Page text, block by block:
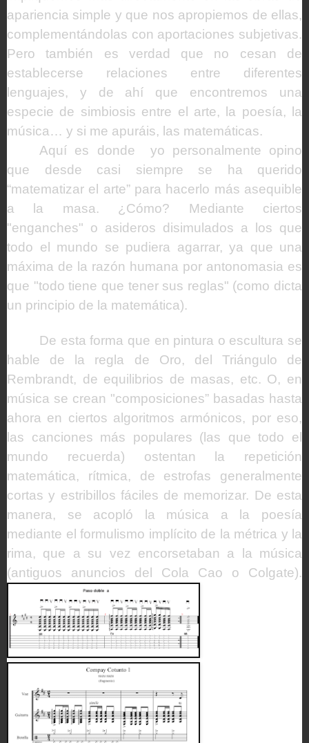
apariencia simple y que nos apropiemos de ellas,
complementándolas con aportaciones subjetivas.
Pero también es verdad que no cesan de
establecerse relaciones entre diferentes
lenguajes, y de ahí que encontremos una
especie de simbiosis entre el arte, la poesía, la
música… y si me apuráis, las matemáticas.
Aquí es donde
yo personalmente opino
que desde casi siempre se ha querido
“matematizar el arte” para hacerlo más asequible
a la masa. ¿Cómo? Mediante ciertos
"enganches" o asideros disimulados a los que
todo el mundo se pudiera agarrar, ya que una
máxima de la razón humana por antonomasia es
que "todo tiene que tener sus reglas" (como dicta
un principio de la matemática).
De esta forma que en pintura o escultura se
hable de la regla de Oro, del Triángulo de
Rembrandt, de equilibrios de masas, etc. O, en
música se crean "composiciones” basadas hasta
ahora en ciertos algoritmos armónicos, por eso,
las canciones más populares (las que todo el
mundo recuerda) ostentan la repetición
matemática, rítmica, de estrofas generalmente
cortas y estribillos fáciles de memorizar. De esta
manera, se acopló la música a la poesía
mediante el formulismo implícito de la métrica y la
rima, que a su vez encorsetaban a la música
(antiguos anuncios del Cola Cao o Colgate).